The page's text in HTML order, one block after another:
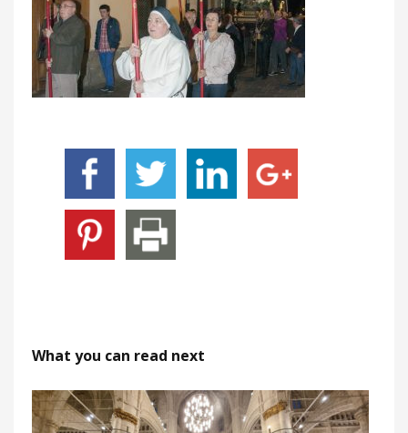
What you can read next